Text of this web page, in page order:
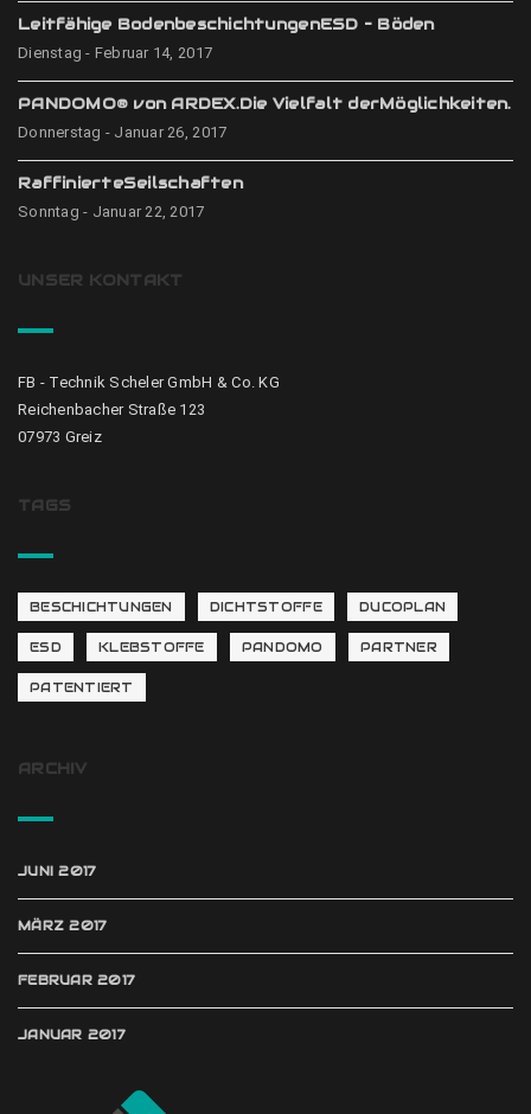
Leitfähige BodenbeschichtungenESD – Böden
Dienstag - Februar 14, 2017
PANDOMO® von ARDEX.Die Vielfalt derMöglichkeiten.
Donnerstag - Januar 26, 2017
RaffinierteSeilschaften
Sonntag - Januar 22, 2017
UNSER KONTAKT
FB - Technik Scheler GmbH & Co. KG
Reichenbacher Straße 123
07973 Greiz
TAGS
BESCHICHTUNGEN DICHTSTOFFE DUCOPLAN
ESD KLEBSTOFFE PANDOMO PARTNER
PATENTIERT
ARCHIV
JUNI 2017
MÄRZ 2017
FEBRUAR 2017
JANUAR 2017